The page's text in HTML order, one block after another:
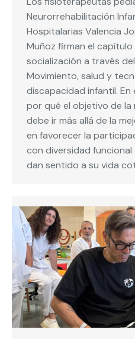
Neurorrehabilitación
Hospitalarias Valencia
Muñoz firman el
socialización a través
Movimiento, salud y
discapacidad infantil.
por qué el objetivo de
debe ir más allá de la
en favorecer la
con diversidad
dan sentido a su vida